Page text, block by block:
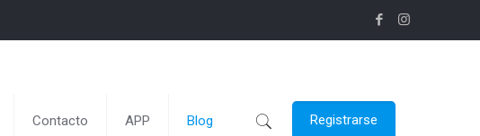
Contacto APP Blog Registrarse